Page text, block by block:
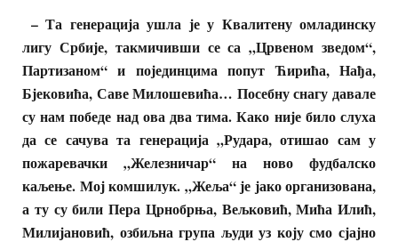
– Та генерација ушла је у Квалитену омладинску
лигу Србије, такмичивши се са „Црвеном зведом“,
Партизаном“ и појединцима попут Ћирића, Нађа,
Бјековића, Саве Милошевића… Посебну снагу давале
су нам победе над ова два тима. Како није било слуха
да се сачува та генерација „Рудара, отишао сам у
пожаревачки „Железничар“ на ново фудбалско
каљење. Мој комшилук. „Жеља“ је јако организована,
а ту су били Пера Црнобрња, Вељковић, Мића Илић,
Милијановић, озбиљна група људи уз коју смо сјајно